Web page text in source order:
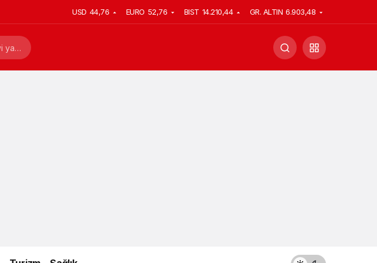
USD 44,76 EURO 52,76 BIST 14.210,44 GR. ALTIN 6.903,48